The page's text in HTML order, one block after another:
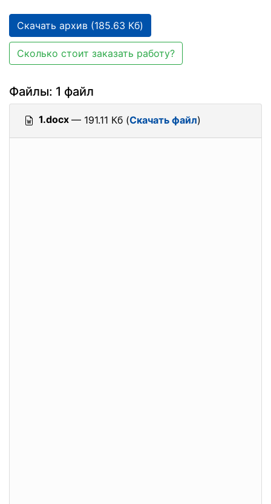
Скачать архив (185.63 Кб)
Сколько стоит заказать работу?
Файлы: 1 файл
1.docx — 191.11 Кб (Скачать файл)